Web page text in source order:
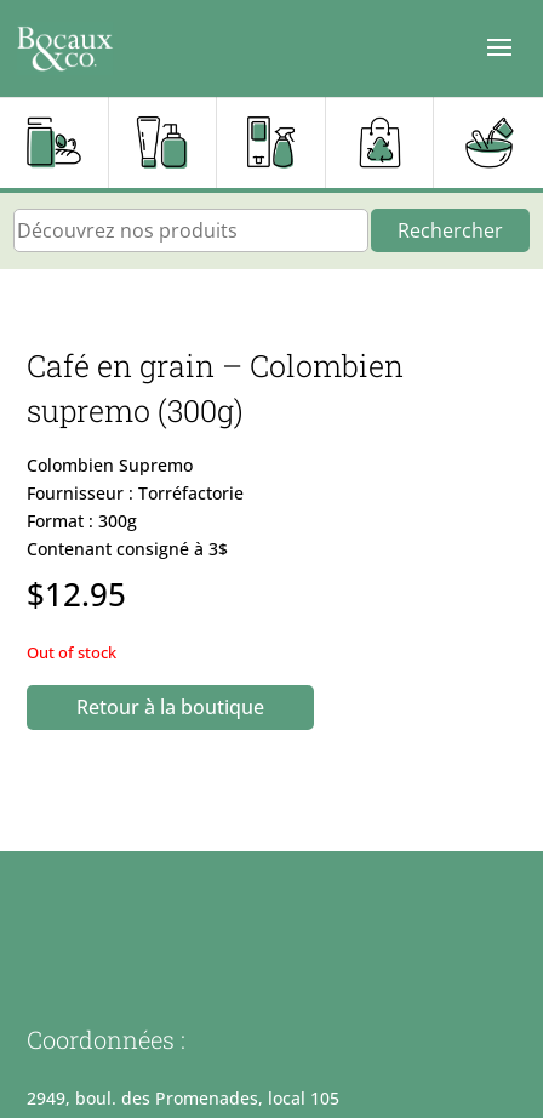
Rechercher
Café en grain – Colombien
supremo (300g)
Colombien Supremo
Fournisseur : Torréfactorie
Format : 300g
Contenant consigné à 3$
$12.95
Out of stock
Retour à la boutique
Coordonnées :
2949, boul. des Promenades, local 105